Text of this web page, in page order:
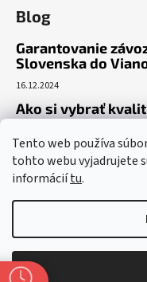
Tento web používa
tohto webu vyjadrujete
informáciítu.
Blog
Garantovanie
Slovenska do
16.12.2024
Ako si vybrať
už nepustí?
16.6.2023
Dokonalý gin tonic
osviežujúce letné